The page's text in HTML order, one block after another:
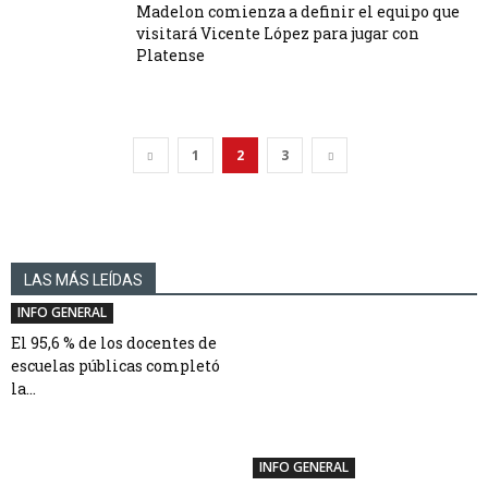
Madelon comienza a definir el equipo que
visitará Vicente López para jugar con
Platense
1 2 3
LAS MÁS LEÍDAS
INFO GENERAL
El 95,6 % de los docentes de
escuelas públicas completó
la...
INFO GENERAL